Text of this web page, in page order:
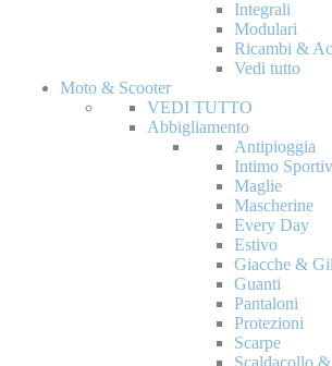
Integrali
Modulari
Ricambi &
Vedi tutto
Moto & Scooter
VEDI TUTTO
Abbigliamento
Antipioggia
Intimo
Maglie
Mascherine
Every Day
Estivo
Giacche &
Guanti
Pantaloni
Protezioni
Scarpe
Scaldacollo